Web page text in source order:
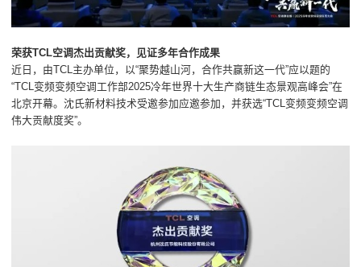
荣获TCL空调杰出贡献奖，见证多年合作成果
近日，由TCL主办单位，以“聚势越山河，合作共赢新这一代”应以题的
“TCL变频变频空调工作部2025冷年世界十大生产商链生态景观高峰会”在
北京开幕。沈氏新材料技术受邀参加应邀参加，并获选“TCL变频变频空调
伟大贡献度奖”。